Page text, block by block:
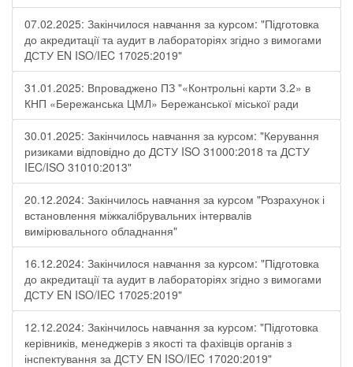
07.02.2025: Закінчилося навчання за курсом: "Підготовка
до акредитації та аудит в лабораторіях згідно з вимогами
ДСТУ EN ISO/IEC 17025:2019"
31.01.2025: Впроваджено ПЗ "«Контрольні карти 3.2» в
КНП «Бережанська ЦМЛ» Бережанської міської ради
30.01.2025: Закінчилось навчання за курсом: "Керування
ризиками відповідно до ДСТУ ISO 31000:2018 та ДСТУ
IEC/ISO 31010:2013"
20.12.2024: Закінчилось навчання за курсом "Розрахунок і
встановлення міжкалібрувальних інтервалів
вимірювального обладнання"
16.12.2024: Закінчилося навчання за курсом: "Підготовка
до акредитації та аудит в лабораторіях згідно з вимогами
ДСТУ EN ISO/IEC 17025:2019"
12.12.2024: Закінчилось навчання за курсом: "Підготовка
керівників, менеджерів з якості та фахівців органів з
інспектування за ДСТУ EN ISO/IEC 17020:2019"